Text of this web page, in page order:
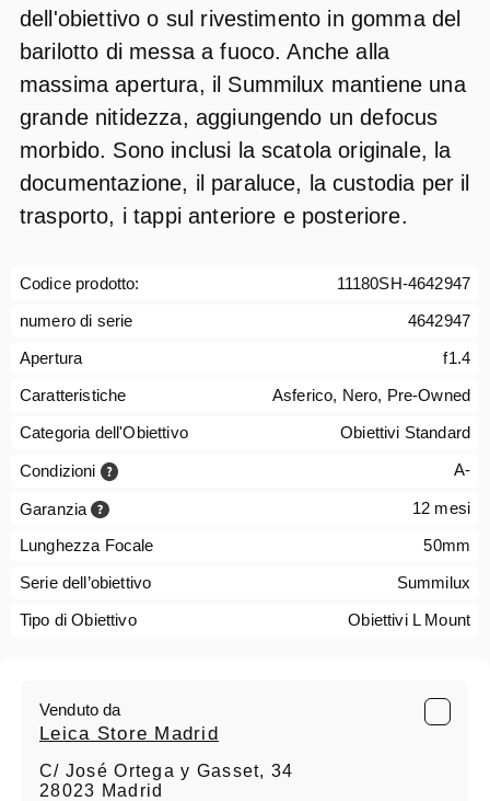
dell'obiettivo o sul rivestimento in gomma del
barilotto di messa a fuoco. Anche alla
massima apertura, il Summilux mantiene una
grande nitidezza, aggiungendo un defocus
morbido. Sono inclusi la scatola originale, la
documentazione, il paraluce, la custodia per il
trasporto, i tappi anteriore e posteriore.
Codice prodotto:
11180SH-4642947
numero di serie
4642947
Apertura
f1.4
Caratteristiche
Asferico, Nero, Pre-Owned
Categoria dell'Obiettivo
Obiettivi Standard
Condizioni A-
Garanzia 12 mesi
Lunghezza Focale
50mm
Serie dell’obiettivo
Summilux
Tipo di Obiettivo
Obiettivi L Mount
Venduto da
Leica Store Madrid
C/ José Ortega y Gasset, 34
28023 Madrid